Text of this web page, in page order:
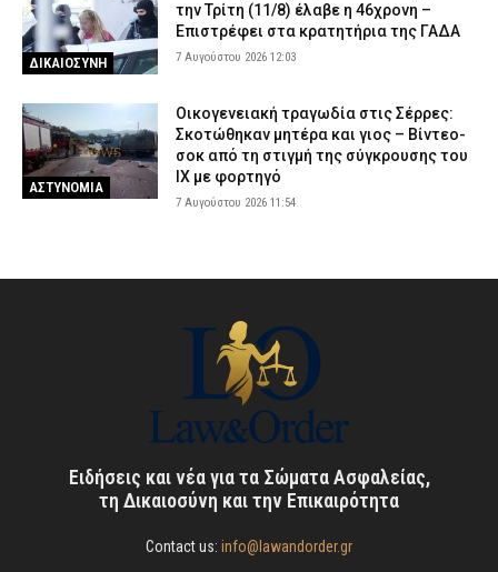
ΔΙΚΑΙΟΣΥΝΗ
την Τρίτη (11/8) έλαβε η 46χρονη –
Επιστρέφει στα κρατητήρια της ΓΑΔΑ
7 Αυγούστου 2026 12:03
ΑΣΤΥΝΟΜΙΑ
Οικογενειακή τραγωδία στις Σέρρες:
Σκοτώθηκαν μητέρα και γιος – Βίντεο-
σοκ από τη στιγμή της σύγκρουσης του
ΙΧ με φορτηγό
7 Αυγούστου 2026 11:54
Ειδήσεις και νέα για τα Σώματα Ασφαλείας,
τη Δικαιοσύνη και την Επικαιρότητα
Contact us: info@lawandorder.gr